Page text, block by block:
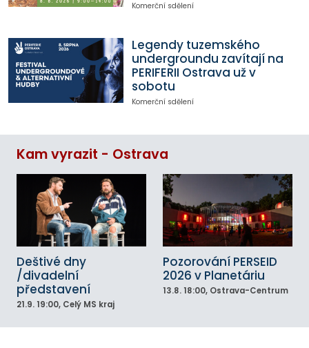
Komerční sdělení
Legendy tuzemského
undergroundu zavítají na
PERIFERII Ostrava už v
sobotu
Komerční sdělení
Kam vyrazit - Ostrava
Deštivé dny
/divadelní
představení
21.9. 19:00, Celý MS kraj
Pozorování PERSEID
2026 v Planetáriu
13.8. 18:00, Ostrava-Centrum